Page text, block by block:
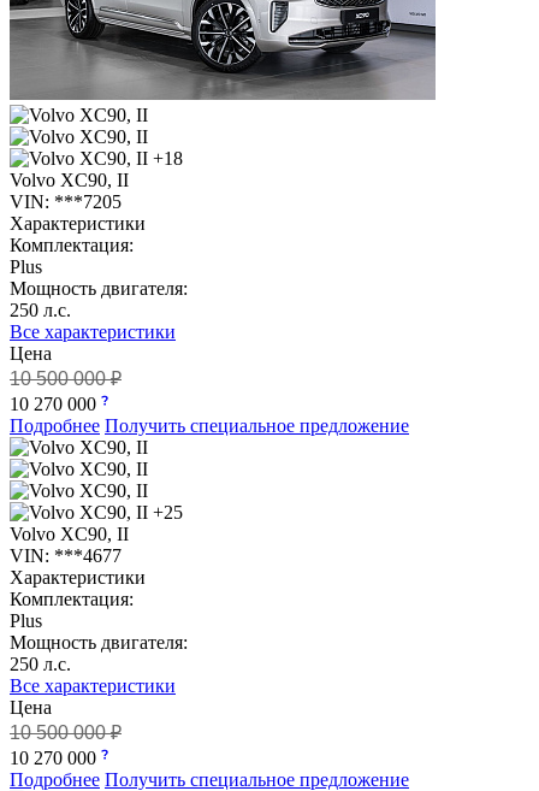
+18
Volvo XC90, II
VIN: ***7205
Характеристики
Комплектация:
Plus
Мощность двигателя:
250 л.с.
Все характеристики
Цена
10 500 000 ₽
10 270 000
Подробнее Получить специальное предложение
+25
Volvo XC90, II
VIN: ***4677
Характеристики
Комплектация:
Plus
Мощность двигателя:
250 л.с.
Все характеристики
Цена
10 500 000 ₽
10 270 000
Подробнее Получить специальное предложение